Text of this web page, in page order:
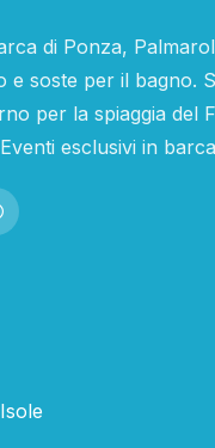
di Ponza,
e soste per il bagno.
per la spiaggia del
esclusivi in barca